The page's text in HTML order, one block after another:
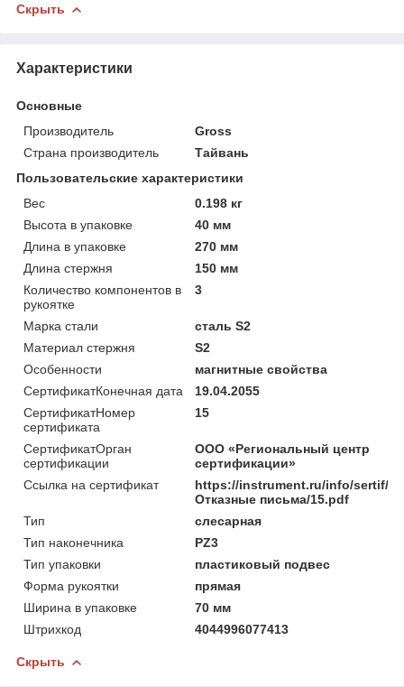
Скрыть
Характеристики
Основные
Производитель
Gross
Страна производитель
Тайвань
Пользовательские характеристики
Вес
0.198 кг
Высота в упаковке
40 мм
Длина в упаковке
270 мм
Длина стержня
150 мм
Количество компонентов в
рукоятке
3
Марка стали
сталь S2
Материал стержня
S2
Особенности
магнитные свойства
СертификатКонечная дата
19.04.2055
СертификатНомер
сертификата
15
СертификатОрган
сертификации
ООО «Региональный центр
сертификации»
Ссылка на сертификат
https://instrument.ru/info/sertif/
Отказные письма/15.pdf
Тип
слесарная
Тип наконечника
PZ3
Тип упаковки
пластиковый подвес
Форма рукоятки
прямая
Ширина в упаковке
70 мм
Штрихкод
4044996077413
Скрыть